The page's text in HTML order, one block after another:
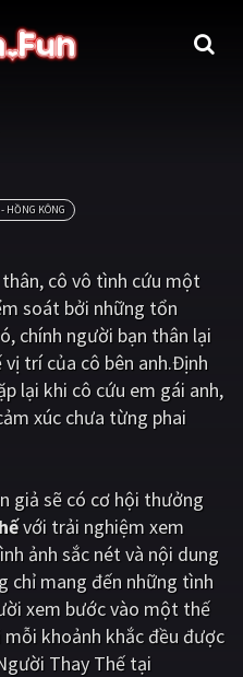
Chiến tranh
Tội phạm - Hình sự
Hài hước
Khoa học - Tài liệu
Gia đình
Lịch sử
Tiểu sử
DramaTV
HỒNG KÔNG
cô vô tình cứu một
soát bởi những tổn
chính người bạn thân lại
trí của cô bên anh.Định
lại khi cô cứu em gái anh,
xúc chưa từng phai
giả sẽ có cơ hội thưởng
với trải nghiệm xem
ảnh sắc nét và nội dung
chỉ mang đến những tình
xem bước vào một thế
khoảnh khắc đều được
Thay Thế tại